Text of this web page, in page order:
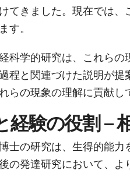
てきました。現在では
す。
科学的研究は、これら
程と関連づけた説明が
らの現象の理解に貢献し
経験の役割 –
士の研究は、生得的能
の発達研究において、よ